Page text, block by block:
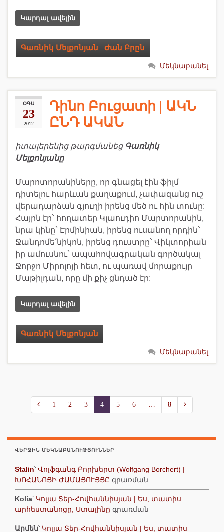
Կարդալ ավելին
Գառնիկ Մելքոնյան Ժան Բրըն
Մեկնաբանել
ՕԳՍ
23
2012
Դինո Բուցատի | ԱԿՆ
ԸՆԴ ԱԿԱՆ
իտալերենից թարգմանեց Գառնիկ
Մելքոնյանը
Մարոտորանիները, որ գնացել էին ֆիլմ
դիտելու հարևան քաղաքում, չափազանց ուշ
վերադարձան գյուղի իրենց մեծ ու հին տունը:
Հայրն էր` հողատեր Կլաուդիո Մարտորանին,
նրա կինը` Էրմինիան, իրենց ուսանող որդին`
Ջանդոմե՛նիկոն, իրենց դուստրը` Վիկտորիան
իր ամուսնու` ապահովագրական գործակալ
Ջորջո Միրոլոյի հետ, ու պառավ մորաքույր
Մաթիլդան, որը մի քիչ ցնդած էր:
Կարդալ ավելին
Գառնիկ Մելքոնյան
Մեկնաբանել
1 2 3 4 5 6 8
ՎԵՐՋԻՆ ՄԵԿՆԱԲԱՆՈՒԹՅՈՒՆՆԵՐ
Stalin՝ Վոլֆգանգ Բորխերտ (Wolfgang Borchert) |
ԽՈՀԱՆՈՑԻ ԺԱՄԱՑՈՒՅՑԸ գրառման
Kolia՝ Կոլյա Տեր-Հովհաննիսյան | Ես, տատիս
արհեստանոցը, Ստալինը գրառման
Արմեն՝ Կոլյա Տեր-Հովհաննիսյան | Ես, տատիս